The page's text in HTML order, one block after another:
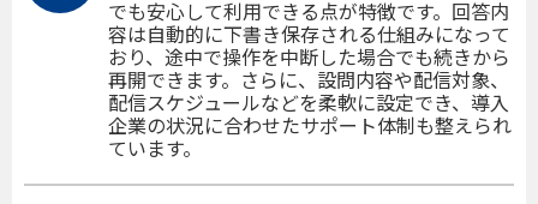
でも安心して利用できる点が特徴です。回答内
容は自動的に下書き保存される仕組みになって
おり、途中で操作を中断した場合でも続きから
再開できます。さらに、設問内容や配信対象、
配信スケジュールなどを柔軟に設定でき、導入
企業の状況に合わせたサポート体制も整えられ
ています。